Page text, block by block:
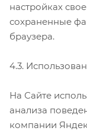
настройках
сохраненные
браузера.
4.3.
На Сайте
анализа
компании